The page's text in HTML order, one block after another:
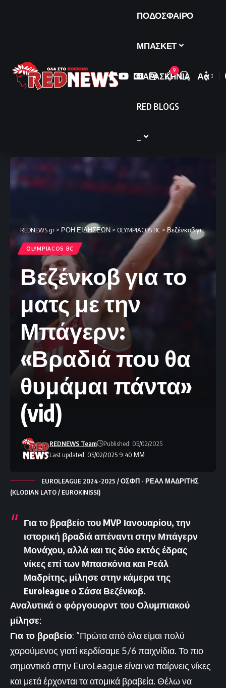
ΠΟΔΟΣΦΑΙΡΟ
ΜΠΑΣΚΕΤ
ΠΑΡΑΣΚΗΝΙΑ
RED BLOGS
9
Font
Αα
REDNEWS.gr > ΡΟΗ ΕΙΔΗΣΕΩΝ > OLYMPIACOS BC > Βεζένκοβ για το ματς με την Μπάγερν: «Βραδιά που θα θυμάμαι πάντα» (vid)
OLYMPIACOS BC
Βεζένκοβ για το
ματς με την
Μπάγερν:
«Βραδιά που θα
θυμάμαι πάντα»
(vid)
Last updated: 05/02/2025 9:40 ΜΜ
REDNEWS Team Published: 05/02/2025
EUROLEAGUE 2024-2025 / ΟΣΦΠ - ΡΕΑΛ ΜΑΔΡΙΤΗΣ
(KLODIAN LATO / EUROKINISSI)
Για το βραβείο του MVP Ιανουαρίου, την
ιστορική βραδιά απέναντι στην Μπάγερν
Μονάχου, αλλά και τις δύο εκτός έδρας
νίκες επί των Μπασκόνια και Ρεάλ
Μαδρίτης, μίλησε στην κάμερα της
Euroleagueο Σάσα Βεζένκοβ.
Αναλυτικά ο φόργουορντ του Ολυμπιακού
μίλησε:
Για το βραβείο: “Πρώτα από όλα είμαι πολύ
χαρούμενος γιατί κερδίσαμε 5/6 παιχνίδια. Το πιο
σημαντικό στην EuroLeague είναι να παίρνεις νίκες
και μετά έρχονται τα ατομικά βραβεία. Θέλω να